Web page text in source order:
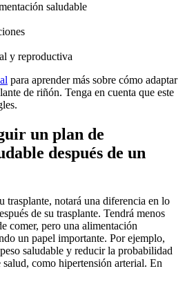
saludable
y reproductiva
para aprender más sobre cómo adaptar
de riñón. Tenga en cuenta que este
un plan de
después de un
trasplante, notará una diferencia en lo
de su trasplante. Tendrá menos
comer, pero una alimentación
un papel importante. Por ejemplo,
saludable y reducir la probabilidad
salud, como hipertensión arterial. En